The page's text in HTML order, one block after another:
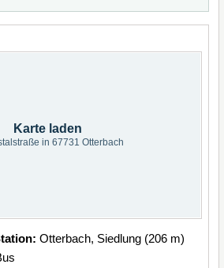
Karte laden
in 67731 Otterbach
Otterbach, Siedlung (206 m)